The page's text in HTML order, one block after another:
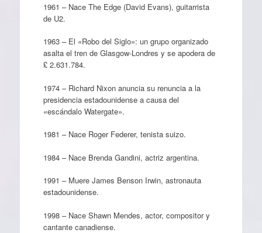
1961 – Nace The Edge (David Evans), guitarrista
de U2.
1963 – El «Robo del Siglo»: un grupo organizado
asalta el tren de Glasgow-Londres y se apodera de
£ 2.631.784.
1974 – Richard Nixon anuncia su renuncia a la
presidencia estadounidense a causa del
«escándalo Watergate».
1981 – Nace Roger Federer, tenista suizo.
1984 – Nace Brenda Gandini, actriz argentina.
1991 – Muere James Benson Irwin, astronauta
estadounidense.
1998 – Nace Shawn Mendes, actor, compositor y
cantante canadiense.